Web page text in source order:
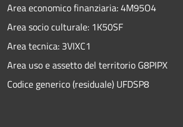
Area economico finanziaria: 4M95O4
Area socio culturale: 1K50SF
Area tecnica: 3VIXC1
Area uso e assetto del territorio G8PIPX
Codice generico (residuale) UFDSP8